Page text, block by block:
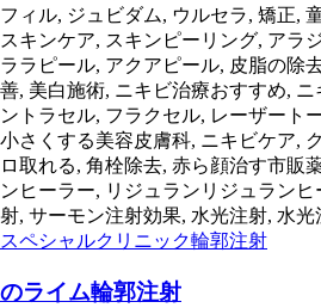
スペシャルクリニック輪郭注射
のライム輪郭注射